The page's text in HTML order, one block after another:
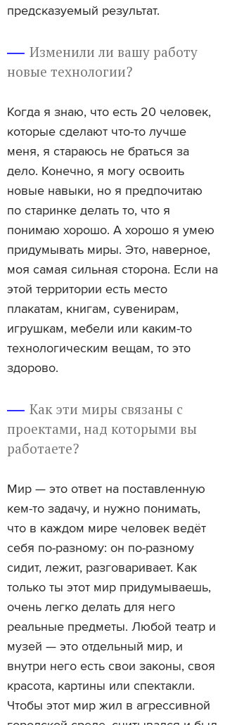
предсказуемый результат.
Изменили ли вашу работу
новые технологии?
Когда я знаю, что есть 20 человек,
которые сделают что-то лучше
меня, я стараюсь не браться за
дело. Конечно, я могу освоить
новые навыки, но я предпочитаю
по старинке делать то, что я
понимаю хорошо. А хорошо я умею
придумывать миры. Это, наверное,
моя самая сильная сторона. Если на
этой территории есть место
плакатам, книгам, сувенирам,
игрушкам, мебели или каким-то
технологическим вещам, то это
здорово.
Как эти миры связаны с
проектами, над которыми вы
работаете?
Мир — это ответ на поставленную
кем-то задачу, и нужно понимать,
что в каждом мире человек ведёт
себя по-разному: он по-разному
сидит, лежит, разговаривает. Как
только ты этот мир придумываешь,
очень легко делать для него
реальные предметы. Любой театр и
музей — это отдельный мир, и
внутри него есть свои законы, своя
красота, картины или спектакли.
Чтобы этот мир жил в агрессивной